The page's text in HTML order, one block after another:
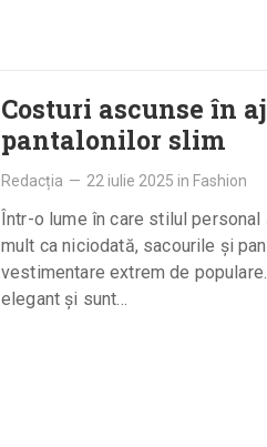
Costuri ascunse în
pantalonilor slim
Redacția — 22 iulie 2025 in Fashion
Într-o lume în care stilul
mult ca niciodată, sacourile și
vestimentare extrem de
elegant și sunt…